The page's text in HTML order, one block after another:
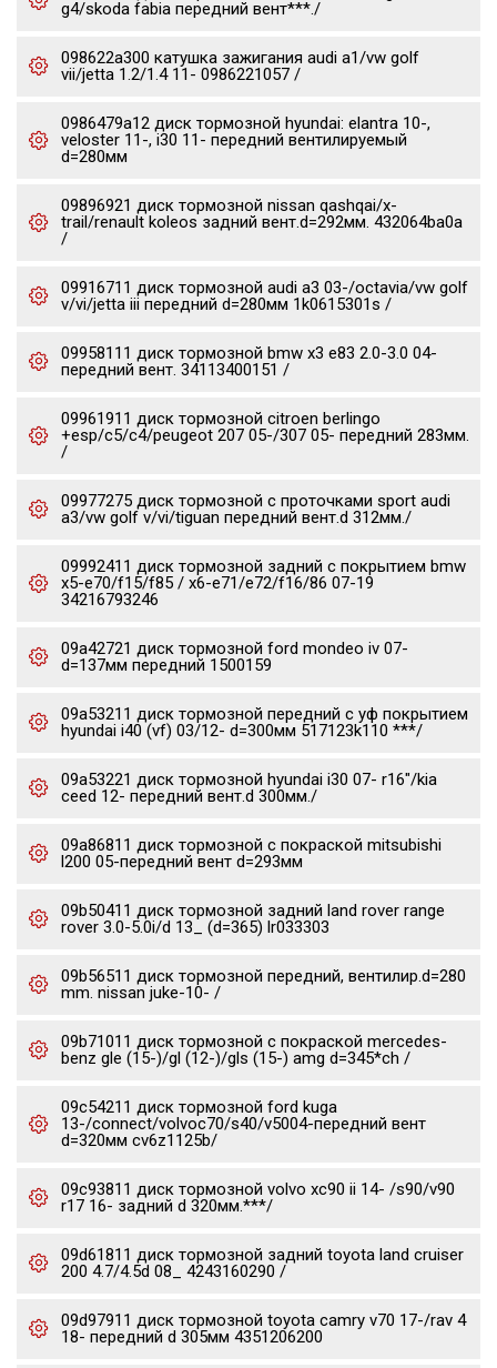
g4/skoda fabia передний вент***./
098622a300 катушка зажигания audi a1/vw golf
vii/jetta 1.2/1.4 11- 0986221057 /
0986479a12 диск тормозной hyundai: elantra 10-,
veloster 11-, i30 11- передний вентилируемый
d=280мм
09896921 диск тормозной nissan qashqai/x-
trail/renault koleos задний вент.d=292мм. 432064ba0a
/
09916711 диск тормозной audi a3 03-/octavia/vw golf
v/vi/jetta iii передний d=280мм 1k0615301s /
09958111 диск тормозной bmw x3 e83 2.0-3.0 04-
передний вент. 34113400151 /
09961911 диск тормозной citroen berlingo
+esp/c5/c4/peugeot 207 05-/307 05- передний 283мм.
/
09977275 диск тормозной c проточками sport audi
a3/vw golf v/vi/tiguan передний вент.d 312мм./
09992411 диск тормозной задний с покрытием bmw
x5-e70/f15/f85 / x6-e71/e72/f16/86 07-19
34216793246
09a42721 диск тормозной ford mondeo iv 07-
d=137мм передний 1500159
09a53211 диск тормозной передний с уф покрытием
hyundai i40 (vf) 03/12- d=300мм 517123k110 ***/
09a53221 диск тормозной hyundai i30 07- r16"/kia
ceed 12- передний вент.d 300мм./
09a86811 диск тормозной с покраской mitsubishi
l200 05-передний вент d=293мм
09b50411 диск тормозной задний land rover range
rover 3.0-5.0i/d 13_ (d=365) lr033303
09b56511 диск тормозной передний, вентилир.d=280
mm. nissan juke-10- /
09b71011 диск тормозной с покраской mercedes-
benz gle (15-)/gl (12-)/gls (15-) amg d=345*ch /
09c54211 диск тормозной ford kuga
13-/connect/volvoc70/s40/v5004-передний вент
d=320мм cv6z1125b/
09c93811 диск тормозной volvo xc90 ii 14- /s90/v90
r17 16- задний d 320мм.***/
09d61811 диск тормозной задний toyota land cruiser
200 4.7/4.5d 08_ 4243160290 /
09d97911 диск тормозной toyota camry v70 17-/rav 4
18- передний d 305мм 4351206200